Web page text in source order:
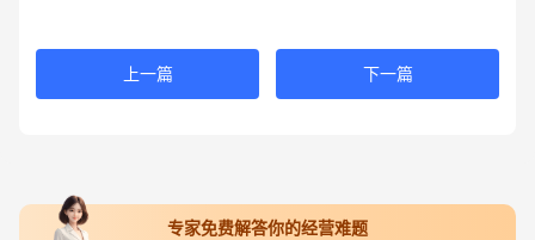
上一篇 下一篇
专家免费解答你的经营难题